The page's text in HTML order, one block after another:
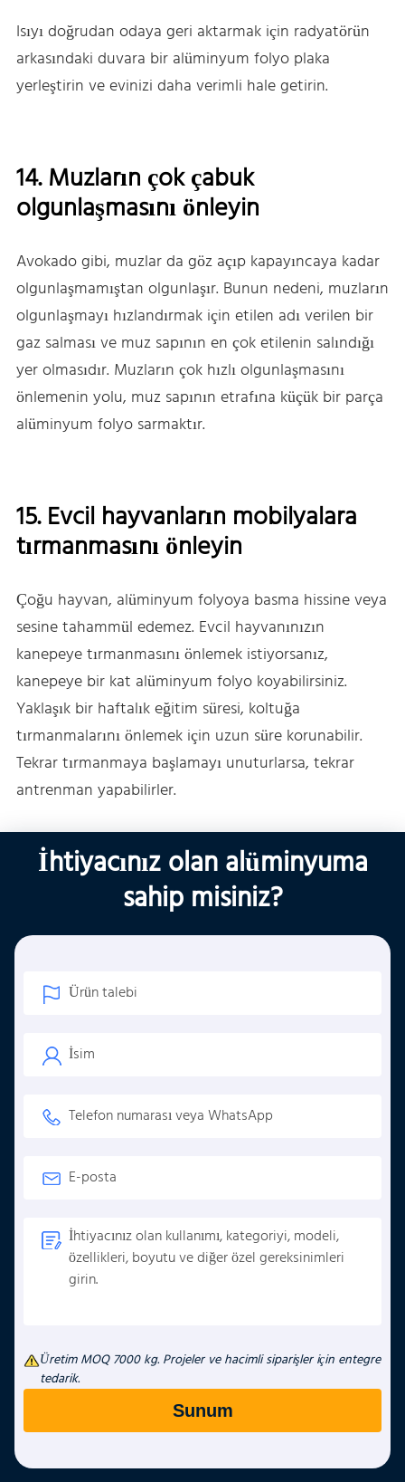
Isıyı doğrudan odaya geri aktarmak için radyatörün
arkasındaki duvara bir alüminyum folyo plaka
yerleştirin ve evinizi daha verimli hale getirin.
14. Muzların çok çabuk
olgunlaşmasını önleyin
Avokado gibi, muzlar da göz açıp kapayıncaya kadar
olgunlaşmamıştan olgunlaşır. Bunun nedeni, muzların
olgunlaşmayı hızlandırmak için etilen adı verilen bir
gaz salması ve muz sapının en çok etilenin salındığı
yer olmasıdır. Muzların çok hızlı olgunlaşmasını
önlemenin yolu, muz sapının etrafına küçük bir parça
alüminyum folyo sarmaktır.
15. Evcil hayvanların mobilyalara
tırmanmasını önleyin
Çoğu hayvan, alüminyum folyoya basma hissine veya
sesine tahammül edemez. Evcil hayvanınızın
kanepeye tırmanmasını önlemek istiyorsanız,
kanepeye bir kat alüminyum folyo koyabilirsiniz.
Yaklaşık bir haftalık eğitim süresi, koltuğa
tırmanmalarını önlemek için uzun süre korunabilir.
Tekrar tırmanmaya başlamayı unuturlarsa, tekrar
antrenman yapabilirler.
İhtiyacınız olan alüminyuma
sahip misiniz?
Üretim MOQ 7000 kg. Projeler ve hacimli siparişler için entegre
tedarik.